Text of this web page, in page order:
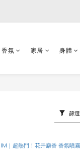
香氛 家居 身體
篩選